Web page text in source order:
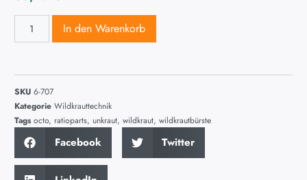
In den Warenkorb
SKU 6-707
Kategorie Wildkrauttechnik
Tags octo, ratioparts, unkraut, wildkraut, wildkrautbürste
Facebook Twitter